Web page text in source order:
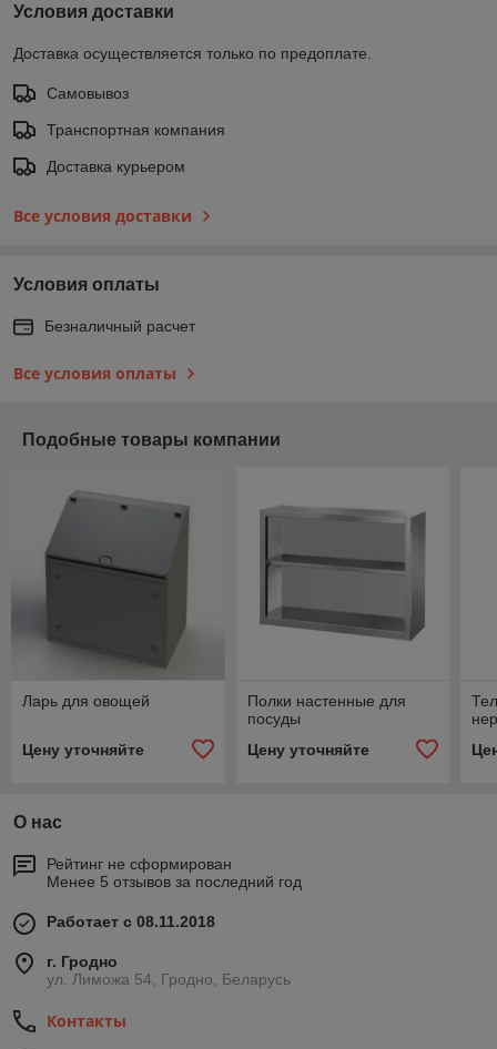
Условия доставки
Доставка осуществляется только по предоплате.
Самовывоз
Транспортная компания
Доставка курьером
Все условия доставки
Условия оплаты
Безналичный расчет
Все условия оплаты
Подобные товары компании
Ларь для овощей
Цену уточняйте
Полки настенные для
посуды
Цену уточняйте
О нас
Рейтинг не сформирован
Менее 5 отзывов за последний год
Работает с 08.11.2018
г. Гродно
ул. Лиможа 54, Гродно, Беларусь
Контакты